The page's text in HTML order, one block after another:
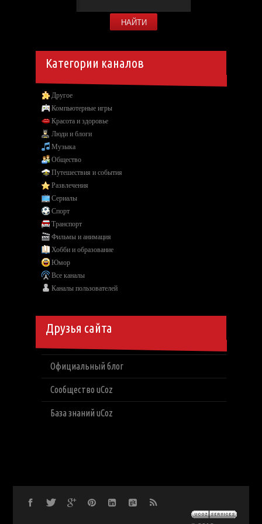
Категории каналов
Другое
Компьютерные игры
Красота и здоровье
Люди и блоги
Музыка
Общество
Путешествия и события
Развлечения
Сериалы
Спорт
Транспорт
Фильмы и анимация
Хобби и образование
Юмор
Все каналы
Каналы пользователей
Друзья сайта
Официальный блог
Сообщество uCoz
База знаний uCoz